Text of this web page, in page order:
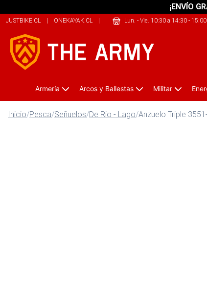
¡ENVÍO
JUSTBIKE.CL | ONEKAYAK.CL | SHERPALIFE.CL
Lun. - Vie. 10:30 a 14:30 -
Armería Arcos y Ballestas Militar
Inicio/Pesca/Señuelos/De Rio - Lago/Anzuelo Triple